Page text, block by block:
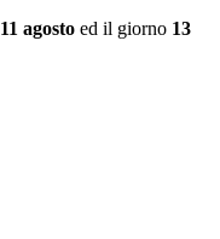
11 agosto ed il giorno 13